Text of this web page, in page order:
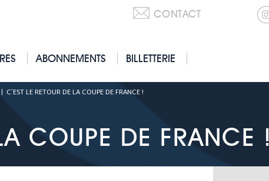
CONTACT
ABONNEMENTS
BILLETTERIE
C’EST LE RETOUR DE LA COUPE DE FRANCE !
COUPE DE FRANCE !